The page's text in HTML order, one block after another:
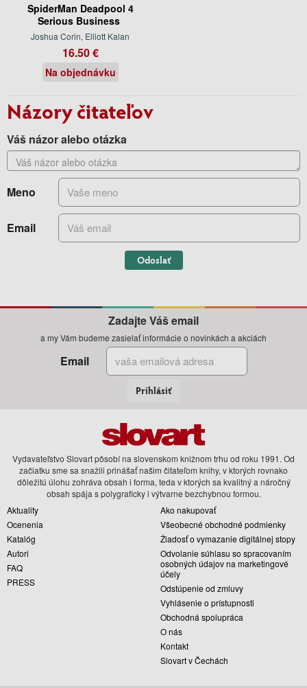
SpiderMan Deadpool 4
Serious Business
Joshua Corin, Elliott Kalan
16.50 €
Na objednávku
Názory čitateľov
Váš názor alebo otázka
Meno
Email
Odoslať
Zadajte Váš email
a my Vám budeme zasielať informácie o novinkách a akciách
Email
Prihlásiť
Vydavateľstvo Slovart pôsobí na slovenskom knižnom trhu od roku 1991. Od
začiatku sme sa snažili prinášať našim čitateľom knihy, v ktorých rovnako
dôležitú úlohu zohráva obsah i forma, teda v ktorých sa kvalitný a náročný
obsah spája s polygraficky i výtvarne bezchybnou formou.
Aktuality
Ocenenia
Katalóg
Autori
FAQ
PRESS
Ako nakupovať
Všeobecné obchodné podmienky
Žiadosť o vymazanie digitálnej stopy
Odvolanie súhlasu so spracovaním
osobných údajov na marketingové
účely
Odstúpenie od zmluvy
Vyhlásenie o prístupnosti
Obchodná spolupráca
O nás
Kontakt
Slovart v Čechách